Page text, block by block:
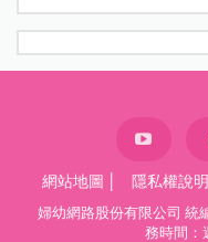
網站地圖 隱私權說明
婦幼網路股份有限公司 統
務時間：